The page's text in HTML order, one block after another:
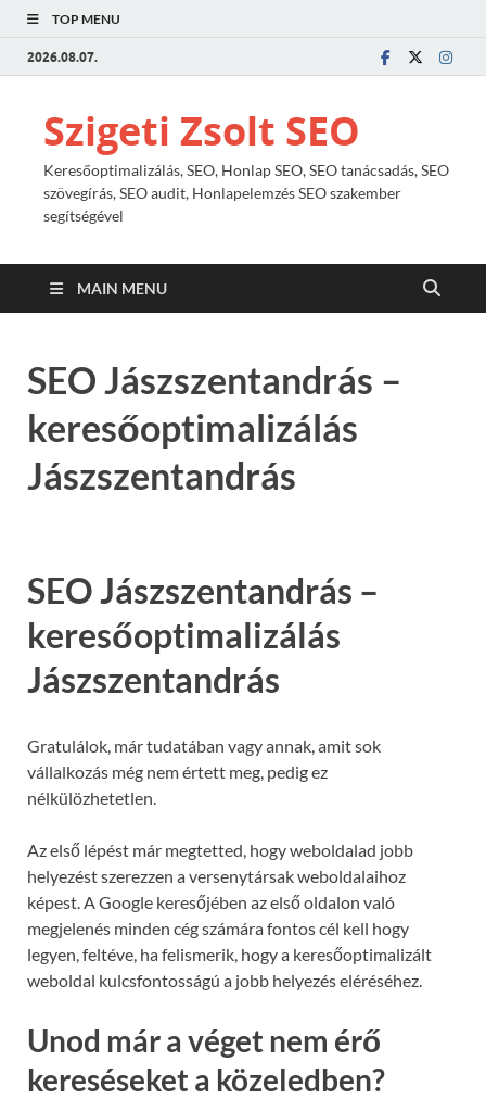
TOP MENU
2026.08.07.
Szigeti Zsolt SEO
Keresőoptimalizálás, SEO, Honlap SEO, SEO tanácsadás, SEO
szövegírás, SEO audit, Honlapelemzés SEO szakember
segítségével
MAIN MENU
SEO Jászszentandrás –
keresőoptimalizálás
Jászszentandrás
SEO Jászszentandrás –
keresőoptimalizálás
Jászszentandrás
Gratulálok, már tudatában vagy annak, amit sok
vállalkozás még nem értett meg, pedig ez
nélkülözhetetlen.
Az első lépést már megtetted, hogy weboldalad jobb
helyezést szerezzen a versenytársak weboldalaihoz
képest. A Google keresőjében az első oldalon való
megjelenés minden cég számára fontos cél kell hogy
legyen, feltéve, ha felismerik, hogy a keresőoptimalizált
weboldal kulcsfontosságú a jobb helyezés eléréséhez.
Unod már a véget nem érő
kereséseket a közeledben?